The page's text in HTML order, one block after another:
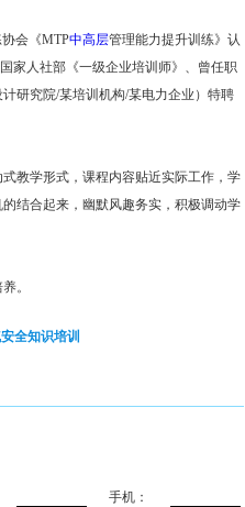
会《MTP中高层管理能力提升训练》认
家人社部《一级企业培训师》、曾任职
研究院/某培训机构/某电力企业）特聘
教学形式，课程内容贴近实际工作，学
结合起来，幽默风趣务实，积极调动学
。
全知识培训
手机：